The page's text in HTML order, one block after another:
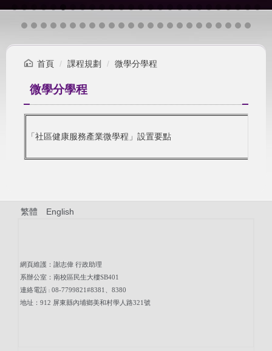
首頁 課程規劃 微學分學程
微學分學程
「社區健康服務產業微學程」設置要點
繁體 English
網頁維護：謝志偉 行政助理
系辦公室：南校區民生大樓SB401
連絡電話 ： 08-7799821#8381、8380
地址：912 屏東縣內埔鄉美和村學人路321號